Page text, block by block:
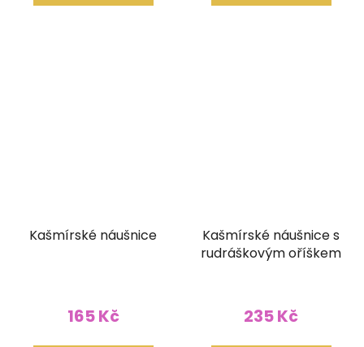
Kašmírské náušnice
165 Kč
Kašmírské náušnice s
rudráškovým oříškem
235 Kč